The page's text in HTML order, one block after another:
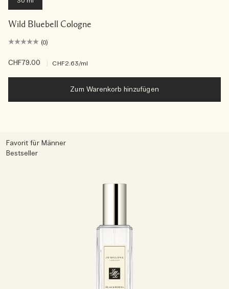
Wild Bluebell Cologne
(0)
CHF79.00 CHF2.63/ml
Zum Warenkorb hinzufügen
Favorit für Männer
Bestseller